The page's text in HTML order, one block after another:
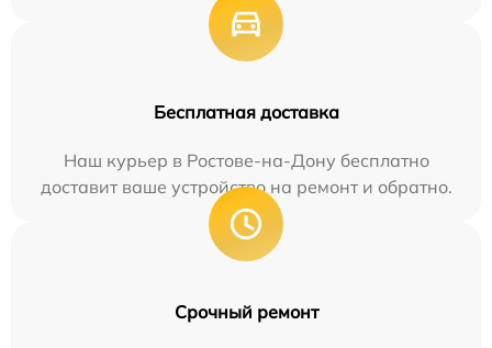
Бесплатная доставка
Наш курьер в Ростове-на-Дону бесплатно
доставит ваше устройство на ремонт и обратно.
Срочный ремонт